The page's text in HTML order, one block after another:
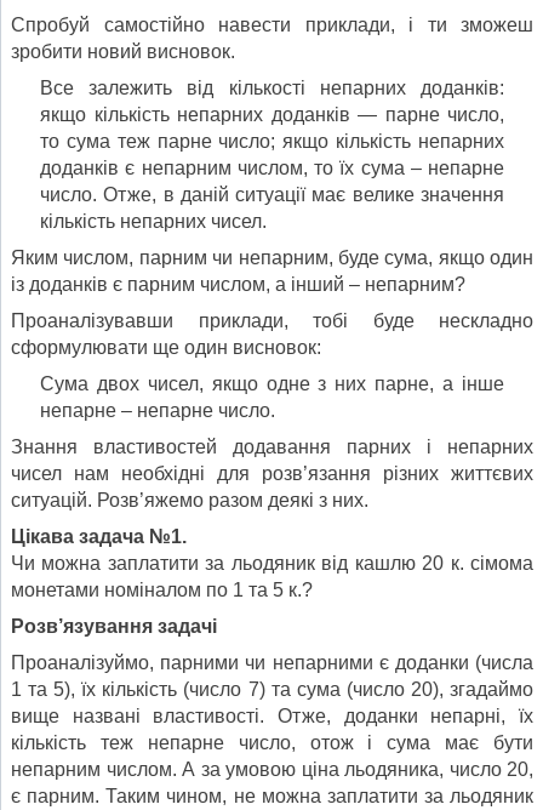
Спробуй самостійно навести приклади, і ти зможеш
зробити новий висновок.
Все залежить від кількості непарних доданків:
якщо кількість непарних доданків — парне число,
то сума теж парне число; якщо кількість непарних
доданків є непарним числом, то їх сума – непарне
число. Отже, в даній ситуації має велике значення
кількість непарних чисел.
Яким числом, парним чи непарним, буде сума, якщо один
із доданків є парним числом, а інший – непарним?
Проаналізувавши приклади, тобі буде нескладно
сформулювати ще один висновок:
Сума двох чисел, якщо одне з них парне, а інше
непарне – непарне число.
Знання властивостей додавання парних і непарних
чисел нам необхідні для розв’язання різних життєвих
ситуацій. Розв’яжемо разом деякі з них.
Цікава задача №1.
Чи можна заплатити за льодяник від кашлю 20 к. сімома
моне­тами номіналом по 1 та 5 к.?
Розв’язування задачі
Проаналізуймо, парними чи непарними є доданки (числа
1 та 5), їх кількість (число 7) та сума (число 20), згадаймо
вище названі властивості. Отже, доданки непарні, їх
кількість теж непарне число, отож і сума має бути
непарним числом. А за умовою ціна льодяника, число 20,
є парним. Таким чином, не можна заплатити за льодяник